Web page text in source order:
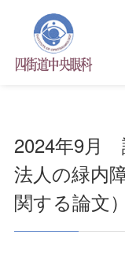
2024年9月
法人の緑内
関する論文）